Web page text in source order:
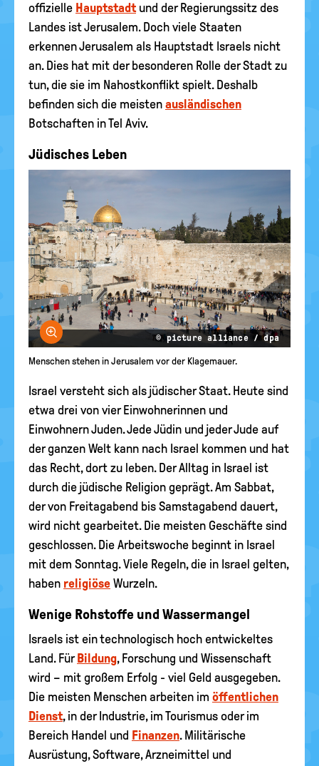
offizielle Hauptstadtund der Regierungssitz des
Landes ist Jerusalem. Doch viele Staaten
erkennen Jerusalem als Hauptstadt Israels nicht
an. Dies hat mit der besonderen Rolle der Stadt zu
tun, die sie im Nahostkonflikt spielt. Deshalb
befinden sich die meisten ausländischen
Botschaften in Tel Aviv.
Jüdisches Leben
Bild vergrößern
© picture alliance / dpa
Menschen stehen in Jerusalem vor der Klagemauer.
Israel versteht sich als jüdischer Staat. Heute sind
etwa drei von vier Einwohnerinnen und
Einwohnern Juden. Jede Jüdin und jeder Jude auf
der ganzen Welt kann nach Israel kommen und hat
das Recht, dort zu leben. Der Alltag in Israel ist
durch die jüdische Religion geprägt. Am Sabbat,
der von Freitagabend bis Samstagabend dauert,
wird nicht gearbeitet. Die meisten Geschäfte sind
geschlossen. Die Arbeitswoche beginnt in Israel
mit dem Sonntag. Viele Regeln, die in Israel gelten,
haben religiöse Wurzeln.
Wenige Rohstoffe und Wassermangel
Israels ist ein technologisch hoch entwickeltes
Land. Für Bildung, Forschung und Wissenschaft
wird – mit großem Erfolg - viel Geld ausgegeben.
Die meisten Menschen arbeiten im öffentlichen
Dienst, in der Industrie, im Tourismus oder im
Bereich Handel und Finanzen. Militärische
Ausrüstung, Software, Arzneimittel und